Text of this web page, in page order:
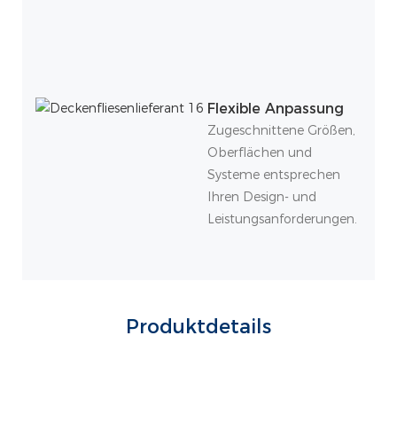
Flexible Anpassung
Zugeschnittene Größen,
Oberflächen und
Systeme entsprechen
Ihren Design- und
Leistungsanforderungen.
Produktdetails